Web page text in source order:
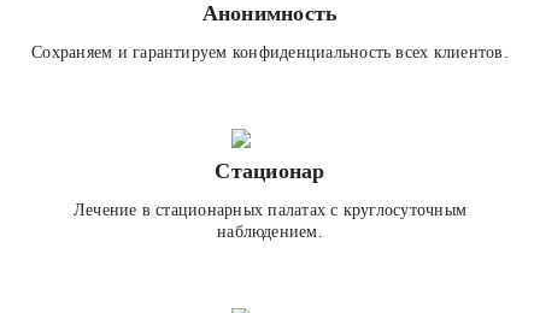
Анонимность
Сохраняем и гарантируем конфиденциальность всех клиентов.
Стационар
Лечение в стационарных палатах с круглосуточным
наблюдением.